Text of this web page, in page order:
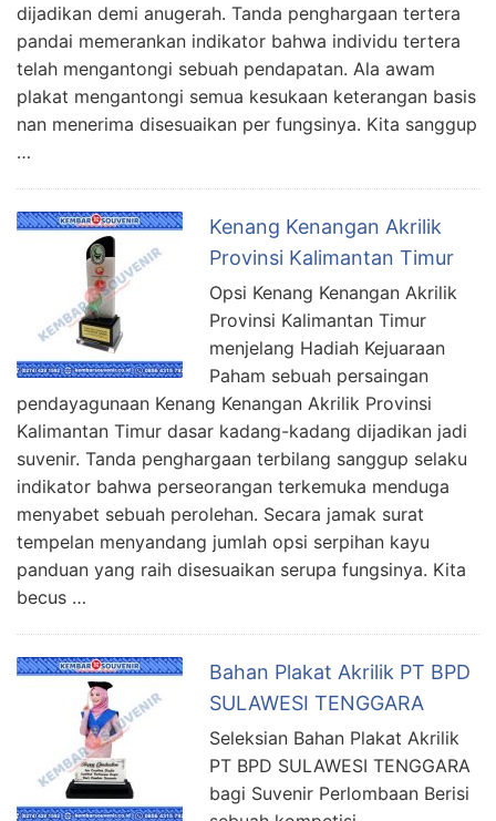
dijadikan demi anugerah. Tanda penghargaan tertera
pandai memerankan indikator bahwa individu tertera
telah mengantongi sebuah pendapatan. Ala awam
plakat mengantongi semua kesukaan keterangan basis
nan menerima disesuaikan per fungsinya. Kita sanggup
…
Kenang Kenangan Akrilik
Provinsi Kalimantan Timur
Opsi Kenang Kenangan Akrilik
Provinsi Kalimantan Timur
menjelang Hadiah Kejuaraan
Paham sebuah persaingan
pendayagunaan Kenang Kenangan Akrilik Provinsi
Kalimantan Timur dasar kadang-kadang dijadikan jadi
suvenir. Tanda penghargaan terbilang sanggup selaku
indikator bahwa perseorangan terkemuka menduga
menyabet sebuah perolehan. Secara jamak surat
tempelan menyandang jumlah opsi serpihan kayu
panduan yang raih disesuaikan serupa fungsinya. Kita
becus …
Bahan Plakat Akrilik PT BPD
SULAWESI TENGGARA
Seleksian Bahan Plakat Akrilik
PT BPD SULAWESI TENGGARA
bagi Suvenir Perlombaan Berisi